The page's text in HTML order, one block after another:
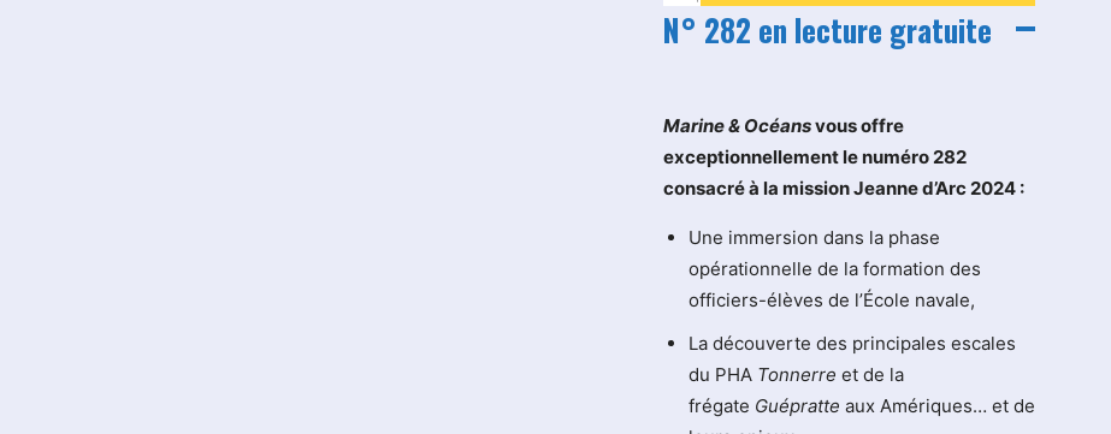
N° 282 en lecture gratuite
Marine & Océansvous offre
exceptionnellement le numéro 282
consacré à la mission Jeanne d’Arc 2024 :
Une immersion dans la phase
opérationnelle de la formation des
officiers-élèves de l’École navale,
La découverte des principales escales
du PHA Tonnerre et de la
frégate Guépratte aux Amériques… et de